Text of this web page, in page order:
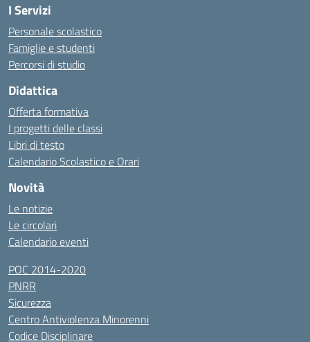
I Servizi
Personale scolastico
Famiglie e studenti
Percorsi di studio
Didattica
Offerta formativa
I progetti delle classi
Libri di testo
Calendario Scolastico e Orari
Novità
Le notizie
Le circolari
Calendario eventi
POC 2014-2020
PNRR
Sicurezza
Centro Antiviolenza Minorenni
Codice Disciplinare